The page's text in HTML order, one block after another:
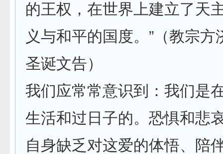
的王权，在世界上建立了天
义与和平的国度。”（教宗方
圣诞文告）
我们应常常意识到：我们是
生活和过日子的。恐惧和悲
自身缺乏对这爱的体悟、陪